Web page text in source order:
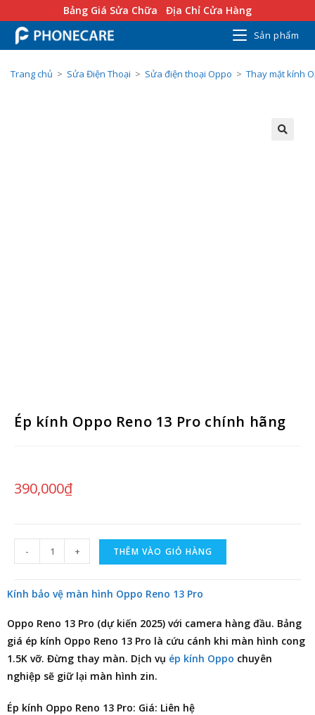
Bảng Giá Sửa Chữa Địa Chỉ Cửa Hàng
Sản phẩm
Trang chủ > Sửa Điện Thoại > Sửa điện thoại Oppo > Thay mặt kính
Ép kính Oppo Reno 13 Pro chính hãng
390,000₫
- + THÊM VÀO GIỎ HÀNG
Kính bảo vệ màn hình Oppo Reno 13 Pro
Oppo Reno 13 Pro (dự kiến 2025) với camera hàng đầu. Bảng
giá ép kính Oppo Reno 13 Pro là cứu cánh khi màn hình cong
1.5K vỡ. Đừng thay màn. Dịch vụ ép kính Oppo chuyên
nghiệp sẽ giữ lại màn hình zin.
Ép kính Oppo Reno 13 Pro: Giá: Liên hệ